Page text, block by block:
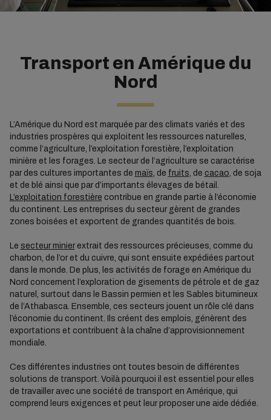
Transport en Amérique du
Nord
L’Amérique du Nord est marquée par des climats variés et des
industries prospères qui exploitent les ressources naturelles,
comme l’agriculture, l’exploitation forestière, l’exploitation
minière et les forages. Le secteur de l’agriculture se caractérise
par des cultures importantes de maïs, de fruits, de cacao, de soja
et de blé ainsi que par d’importants élevages de bétail.
L’exploitation forestière contribue en grande partie à l’économie
du continent. Les entreprises du secteur gèrent de grandes
zones boisées et exportent de grandes quantités de bois.
Le secteur minierextrait des ressources précieuses, comme du
charbon, de l’or et du cuivre, qui sont ensuite expédiées partout
dans le monde. De plus, les activités de forage en Amérique du
Nord concernent l’exploration de gisements de pétrole et de gaz
naturel, surtout dans le Bassin permien et les Sables bitumineux
de l’Athabasca. Ensemble, ces secteurs jouent un rôle clé dans
l’économie du continent. Ils créent des emplois, génèrent des
exportations et contribuent à la chaîne d’approvisionnement
mondiale.
Ces différentes industries ont toutes besoin de différentes
solutions de transport. Voilà pourquoi il est essentiel pour elles
de travailler avec une société de transport en Amérique, qui
comprend leurs exigences et peut leur proposer une aide dédiée.